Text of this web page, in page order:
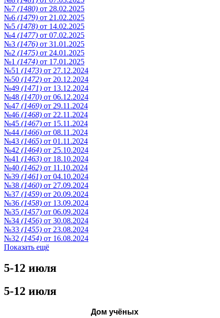
№7 (1480) от 28.02.2025
№6 (1479) от 21.02.2025
№5 (1478) от 14.02.2025
№4 (1477) от 07.02.2025
№3 (1476) от 31.01.2025
№2 (1475) от 24.01.2025
№1 (1474) от 17.01.2025
№51 (1473) от 27.12.2024
№50 (1472) от 20.12.2024
№49 (1471) от 13.12.2024
№48 (1470) от 06.12.2024
№47 (1469) от 29.11.2024
№46 (1468) от 22.11.2024
№45 (1467) от 15.11.2024
№44 (1466) от 08.11.2024
№43 (1465) от 01.11.2024
№42 (1464) от 25.10.2024
№41 (1463) от 18.10.2024
№40 (1462) от 11.10.2024
№39 (1461) от 04.10.2024
№38 (1460) от 27.09.2024
№37 (1459) от 20.09.2024
№36 (1458) от 13.09.2024
№35 (1457) от 06.09.2024
№34 (1456) от 30.08.2024
№33 (1455) от 23.08.2024
№32 (1454) от 16.08.2024
Показать ещё
5-12 июля
5-12 июля
Дом учёных